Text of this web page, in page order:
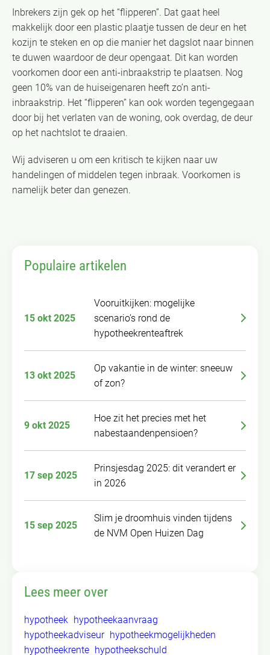
Inbrekers zijn gek op het “flipperen”. Dat gaat heel
makkelijk door een plastic plaatje tussen de deur en het
kozijn te steken en op die manier het dagslot naar binnen
te duwen waardoor de deur opengaat. Dit kan worden
voorkomen door een anti-inbraakstrip te plaatsen. Nog
geen 10% van de huiseigenaren heeft zo’n anti-
inbraakstrip. Het “flipperen” kan ook worden tegengegaan
door bij het verlaten van de woning, ook overdag, de deur
op het nachtslot te draaien.
Wij adviseren u om een kritisch te kijken naar uw
handelingen of middelen tegen inbraak. Voorkomen is
namelijk beter dan genezen.
Populaire artikelen
15 okt 2025
Vooruitkijken: mogelijke
scenario’s rond de
hypotheekrenteaftrek
13 okt 2025
Op vakantie in de winter: sneeuw
of zon?
9 okt 2025
Hoe zit het precies met het
nabestaandenpensioen?
17 sep 2025
Prinsjesdag 2025: dit verandert er
in 2026
15 sep 2025
Slim je droomhuis vinden tijdens
de NVM Open Huizen Dag
Lees meer over
hypotheek hypotheekaanvraag
hypotheekadviseur hypotheekmogelijkheden
hypotheekrente hypotheekschuld